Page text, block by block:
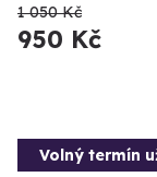
1 050 Kč
950 Kč
Volný termín